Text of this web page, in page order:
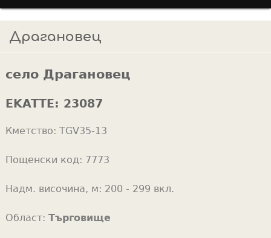
r
c
h
f
r
m
и
o
u
r
e
e
Драгановец
село Драгановец
EKATTE: 23087
Кметство: TGV35-13
Пощенски код: 7773
Надм. височина, м: 200 - 299 вкл.
Област: Търговище